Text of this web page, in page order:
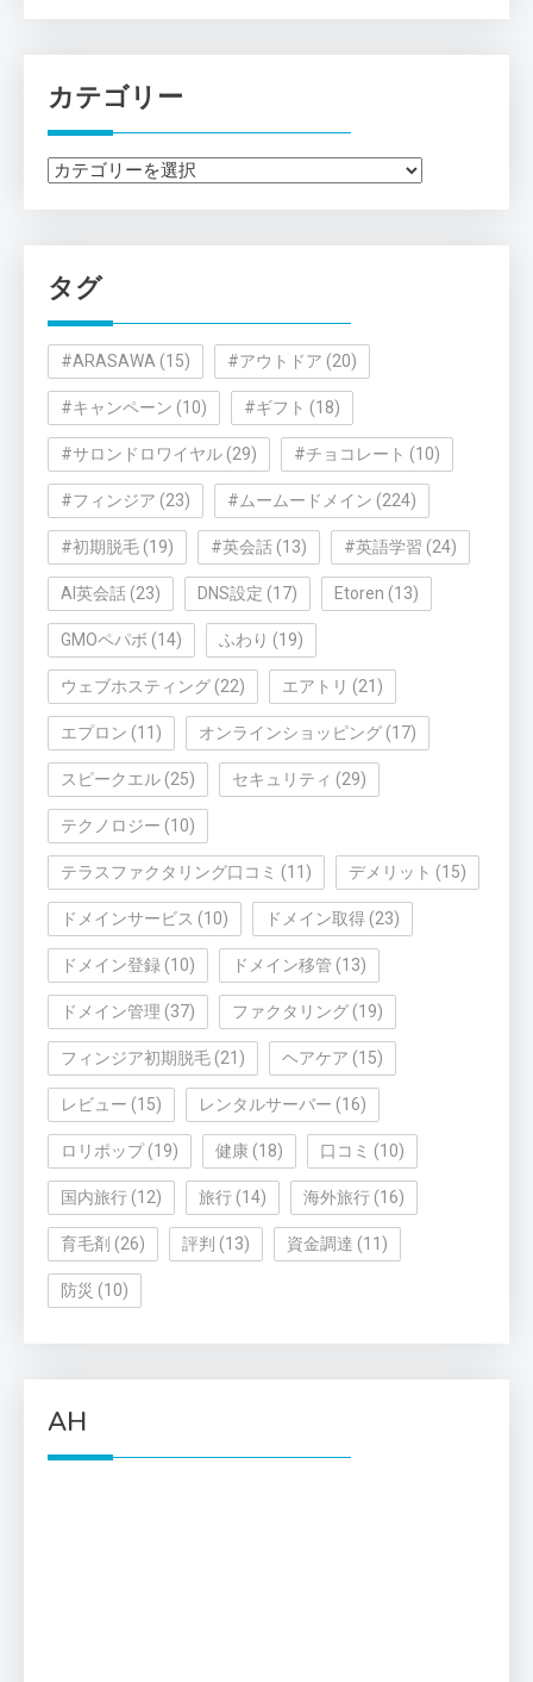
カテゴリー
カ
ー
タグ
#ARASAWA (15) #アウトドア (20)
#キャンペーン (10) #ギフト (18)
#サロンドロワイヤル (29) #チョコレート (10)
#フィンジア (23) #ムームードメイン (224)
#初期脱毛 (19) #英会話 (13) #英語学習 (24)
AI英会話 (23) DNS設定 (17) Etoren (13)
GMOペパボ (14) ふわり (19)
ウェブホスティング (22) エアトリ (21)
エプロン (11) オンラインショッピング (17)
スピークエル (25) セキュリティ (29)
テクノロジー (10)
テラスファクタリング口コミ (11) デメリット (15)
ドメインサービス (10) ドメイン取得 (23)
ドメイン登録 (10) ドメイン移管 (13)
ドメイン管理 (37) ファクタリング (19)
フィンジア初期脱毛 (21) ヘアケア (15)
レビュー (15) レンタルサーバー (16)
ロリポップ(19) 健康 (18) 口コミ (10)
国内旅行 (12) 旅行 (14) 海外旅行 (16)
育毛剤 (26) 評判 (13) 資金調達 (11)
防災 (10)
AH